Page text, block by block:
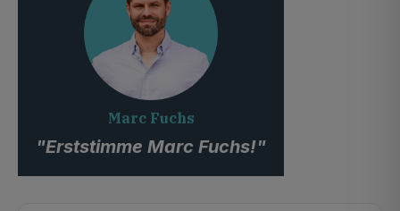
Marc Fuchs
"Erststimme Marc Fuchs!"